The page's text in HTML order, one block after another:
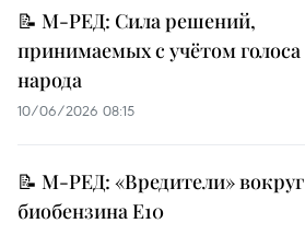
📝 М-РЕД: Сила решений,
принимаемых с учётом голоса
народа
10/06/2026 08:15
📝 М-РЕД: «Вредители» вокруг
биобензина E10